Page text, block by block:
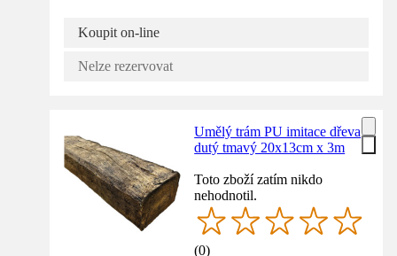
Koupit on-line
Nelze rezervovat
Umělý trám PU imitace dřeva
dutý tmavý 20x13cm x 3m
Toto zboží zatím nikdo
nehodnotil.
(0)